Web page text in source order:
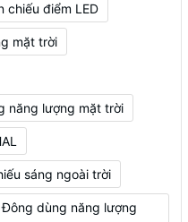
chiếu điểm LED
mặt trời
năng lượng mặt trời
sáng ngoài trời
dùng năng lượng